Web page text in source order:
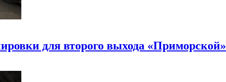
для второго выхода «Приморской»